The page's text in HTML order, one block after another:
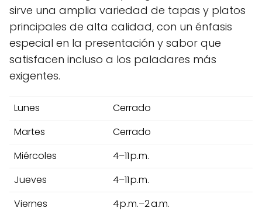
sirve una amplia variedad de tapas y platos
principales de alta calidad, con un énfasis
especial en la presentación y sabor que
satisfacen incluso a los paladares más
exigentes.
Lunes
Cerrado
Martes
Cerrado
Miércoles
4–11 p.m.
Jueves
4–11 p.m.
Viernes
4 p.m.–2 a.m.